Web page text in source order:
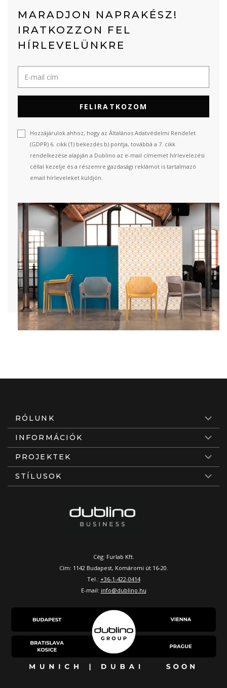
MARADJON NAPRAKÉSZ!
IRATKOZZON FEL
HÍRLEVELÜNKRE
FELIRATKOZOM
Hozzájárulok ahhoz, hogy az Általános Adatvédelmi Rendelet
(GDPR) 6. cikk (1) bekezdés b) pontja, továbbá a 7. cikk
rendelkezése alapján a Dublino az e-mail címemet hírlevelezési
céllal kezelje és a részemre gazdasági reklámot is tartalmazó
email hírleveleket küldjön.
RÓLUNK
INFORMÁCIÓK
PROJEKTEK
STÍLUSOK
Cég: Furlab Kft.
Cím: 1142 Budapest, Komáromi út 16-20.
Tel.: +36-1-422-0414
E-mail: info@dublino.hu